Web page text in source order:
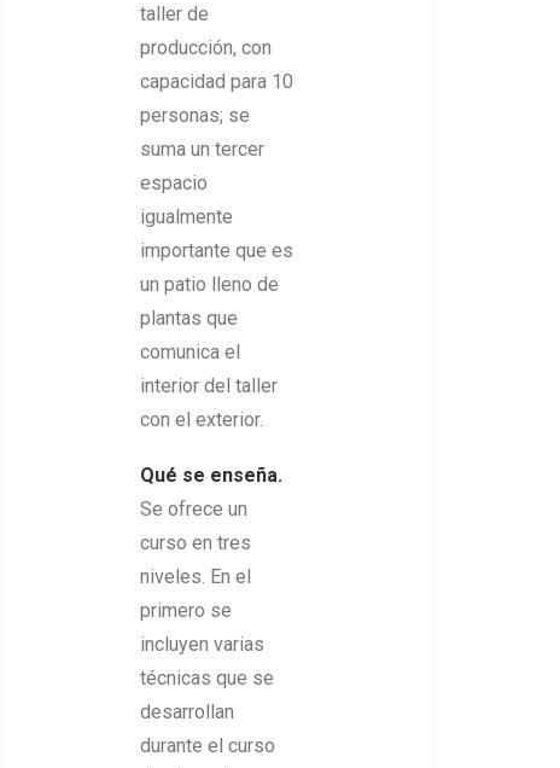
taller de
producción, con
capacidad para 10
personas; se
suma un tercer
espacio
igualmente
importante que es
un patio lleno de
plantas que
comunica el
interior del taller
con el exterior.
Qué se enseña.
Se ofrece un
curso en tres
niveles. En el
primero se
incluyen varias
técnicas que se
desarrollan
durante el curso